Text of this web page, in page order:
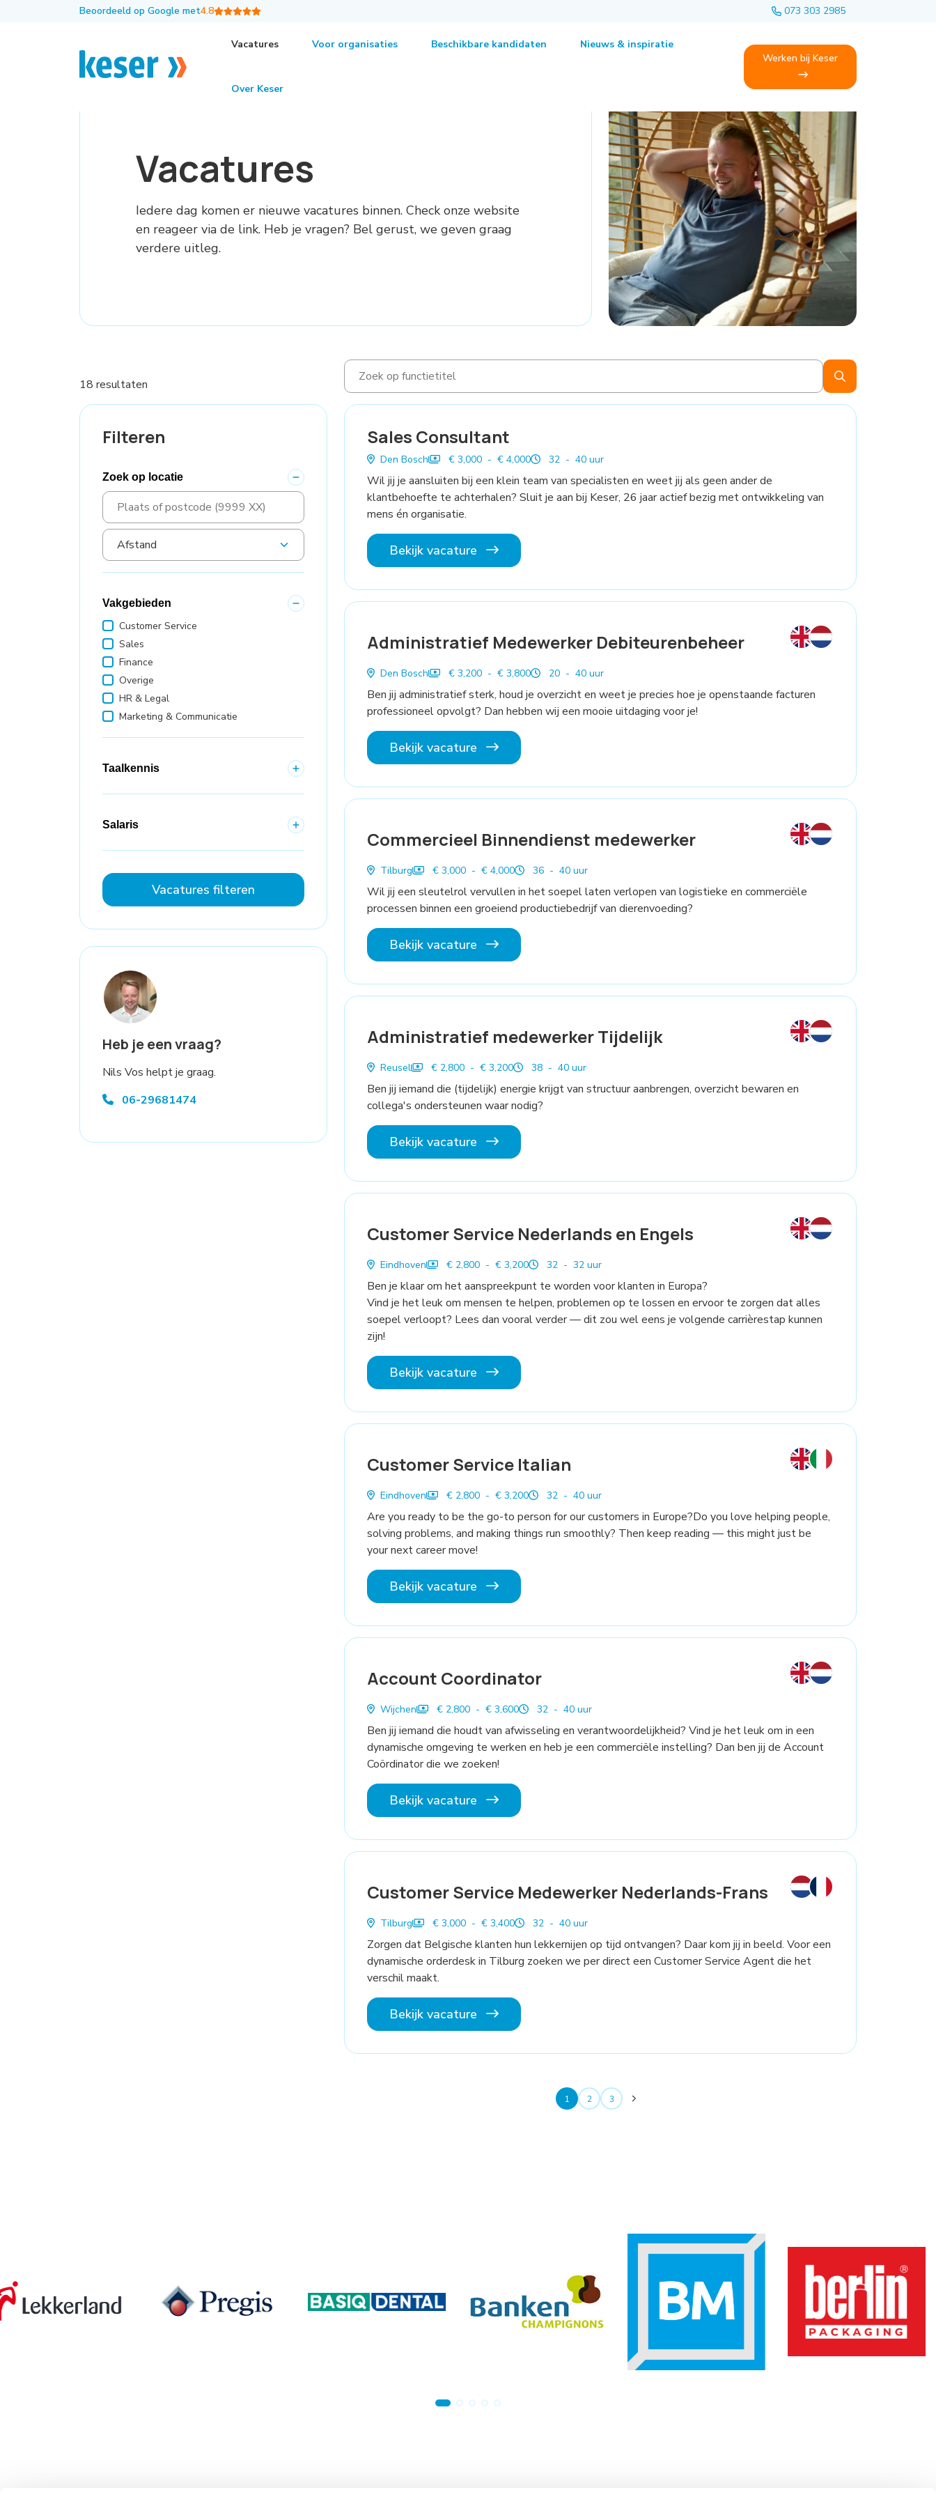
Beoordeeld op Google met4.8 073 303 2985
Vacatures Voor organisaties Beschikbare kandidaten Nieuws & inspiratie
Over Keser
Werken bij Keser
Vacatures
Iedere dag komen er nieuwe vacatures binnen. Check onze website
en reageer via de link. Heb je vragen? Bel gerust, we geven graag
verdere uitleg.
18 resultaten
Filteren
Zoek op locatie
Vakgebieden
Customer Service
Sales
Finance
Overige
HR & Legal
Marketing & Communicatie
Taalkennis
Salaris
Vacatures filteren
Heb je een vraag?
Nils Vos helpt je graag.
06-29681474
Sales Consultant
Den Bosch € 3,000 - € 4,000 32 - 40 uur
Wil jij je aansluiten bij een klein team van specialisten en weet jij als geen ander de
klantbehoefte te achterhalen? Sluit je aan bij Keser, 26 jaar actief bezig met ontwikkeling van
mens én organisatie.
Bekijk vacature
Administratief Medewerker Debiteurenbeheer
Den Bosch € 3,200 - € 3,800 20 - 40 uur
Ben jij administratief sterk, houd je overzicht en weet je precies hoe je openstaande facturen
professioneel opvolgt? Dan hebben wij een mooie uitdaging voor je!
Bekijk vacature
Commercieel Binnendienst medewerker
Tilburg € 3,000 - € 4,000 36 - 40 uur
Wil jij een sleutelrol vervullen in het soepel laten verlopen van logistieke en commerciële
processen binnen een groeiend productiebedrijf van dierenvoeding?
Bekijk vacature
Administratief medewerker Tijdelijk
Reusel € 2,800 - € 3,200 38 - 40 uur
Ben jij iemand die (tijdelijk) energie krijgt van structuur aanbrengen, overzicht bewaren en
collega's ondersteunen waar nodig?
Bekijk vacature
Customer Service Nederlands en Engels
Eindhoven € 2,800 - € 3,200 32 - 32 uur
Ben je klaar om het aanspreekpunt te worden voor klanten in Europa?
Vind je het leuk om mensen te helpen, problemen op te lossen en ervoor te zorgen dat alles
soepel verloopt? Lees dan vooral verder — dit zou wel eens je volgende carrièrestap kunnen
zijn!
Bekijk vacature
Customer Service Italian
Eindhoven € 2,800 - € 3,200 32 - 40 uur
Are you ready to be the go-to person for our customers in Europe?Do you love helping people,
solving problems, and making things run smoothly? Then keep reading — this might just be
your next career move!
Bekijk vacature
Account Coordinator
Wijchen € 2,800 - € 3,600 32 - 40 uur
Ben jij iemand die houdt van afwisseling en verantwoordelijkheid? Vind je het leuk om in een
dynamische omgeving te werken en heb je een commerciële instelling? Dan ben jij de Account
Coördinator die we zoeken!
Bekijk vacature
Customer Service Medewerker Nederlands-Frans
Tilburg € 3,000 - € 3,400 32 - 40 uur
Zorgen dat Belgische klanten hun lekkernijen op tijd ontvangen? Daar kom jij in beeld. Voor een
dynamische orderdesk in Tilburg zoeken we per direct een Customer Service Agent die het
verschil maakt.
Bekijk vacature
1 2 3